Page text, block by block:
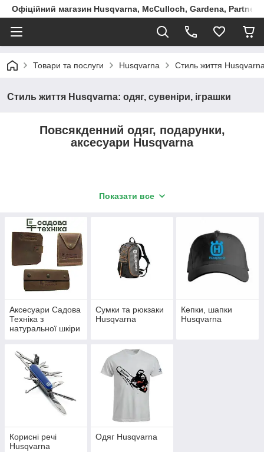
Офіційний магазин Husqvarna, McCulloch, Gardena, Partner
Товари та послуги Husqvarna Стиль життя
Стиль життя Husqvarna: одяг, сувеніри, іграшки
Повсякденний одяг, подарунки,
аксесуари Husqvarna
Показати все
Аксесуари Садова
Техніка з
натуральної шкіри
Сумки та рюкзаки
Husqvarna
Кепки, шапки
Husqvarna
Корисні речі
Husqvarna
Одяг Husqvarna